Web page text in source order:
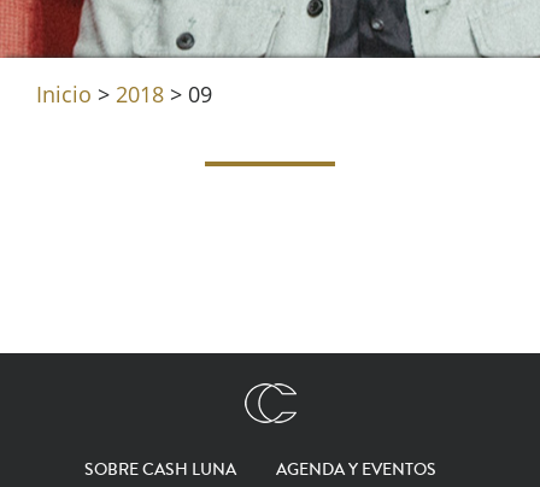
Inicio > 2018 > 09
SOBRE CASH LUNA AGENDA Y EVENTOS